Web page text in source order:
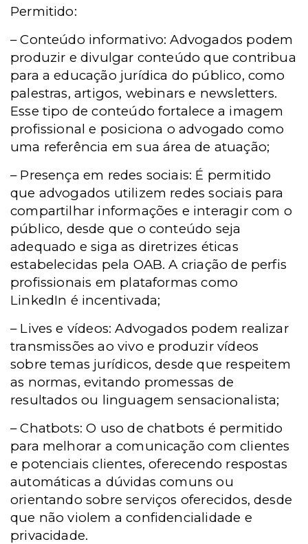
Permitido:
– Conteúdo informativo: Advogados podem
produzir e divulgar conteúdo que contribua
para a educação jurídica do público, como
palestras, artigos, webinars e newsletters.
Esse tipo de conteúdo fortalece a imagem
profissional e posiciona o advogado como
uma referência em sua área de atuação;
– Presença em redes sociais: É permitido
que advogados utilizem redes sociais para
compartilhar informações e interagir com o
público, desde que o conteúdo seja
adequado e siga as diretrizes éticas
estabelecidas pela OAB. A criação de perfis
profissionais em plataformas como
LinkedIn é incentivada;
– Lives e vídeos: Advogados podem realizar
transmissões ao vivo e produzir vídeos
sobre temas jurídicos, desde que respeitem
as normas, evitando promessas de
resultados ou linguagem sensacionalista;
– Chatbots: O uso de chatbots é permitido
para melhorar a comunicação com clientes
e potenciais clientes, oferecendo respostas
automáticas a dúvidas comuns ou
orientando sobre serviços oferecidos, desde
que não violem a confidencialidade e
privacidade.